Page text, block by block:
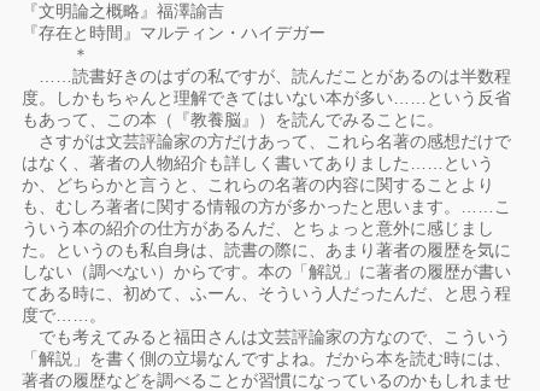
『文明論之概略』福澤諭吉
『存在と時間』マルティン・ハイデガー
＊
……読書好きのはずの私ですが、読んだことがあるのは半数程
度。しかもちゃんと理解できてはいない本が多い……という反省
もあって、この本（『教養脳』）を読んでみることに。
さすがは文芸評論家の方だけあって、これら名著の感想だけで
はなく、著者の人物紹介も詳しく書いてありました……という
か、どちらかと言うと、これらの名著の内容に関することより
も、むしろ著者に関する情報の方が多かったと思います。……こ
ういう本の紹介の仕方があるんだ、とちょっと意外に感じまし
た。というのも私自身は、読書の際に、あまり著者の履歴を気に
しない（調べない）からです。本の「解説」に著者の履歴が書い
てある時に、初めて、ふーん、そういう人だったんだ、と思う程
度で……。
でも考えてみると福田さんは文芸評論家の方なので、こういう
「解説」を書く側の立場なんですよね。だから本を読む時には、
著者の履歴などを調べることが習慣になっているのかもしれませ